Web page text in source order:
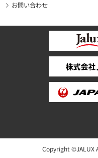
お問い合わせ
Copyright ©JALUX